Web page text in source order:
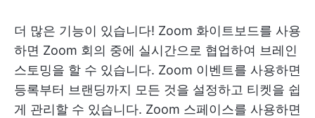
더 많은 기능이 있습니다! Zoom 화이트보드를 사용
하면 Zoom 회의 중에 실시간으로 협업하여 브레인
스토밍을 할 수 있습니다. Zoom 이벤트를 사용하면
등록부터 브랜딩까지 모든 것을 설정하고 티켓을 쉽
게 관리할 수 있습니다. Zoom 스페이스를 사용하면